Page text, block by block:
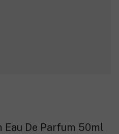
Eau De Parfum 50ml